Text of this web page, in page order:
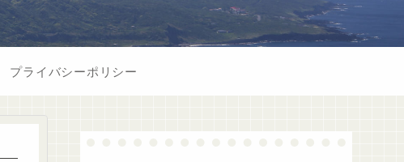
プライバシーポリシー